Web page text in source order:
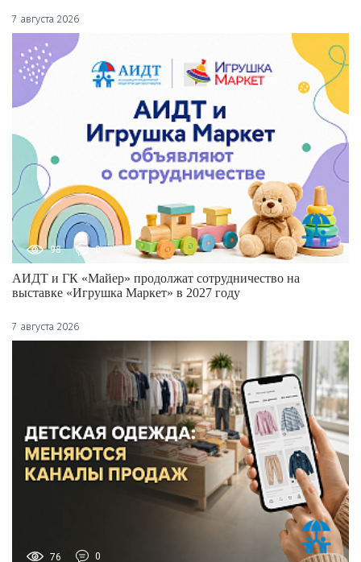
7 августа 2026
98 0
АИДТ и ГК «Майер» продолжат сотрудничество на
выставке «Игрушка Маркет» в 2027 году
7 августа 2026
76 0